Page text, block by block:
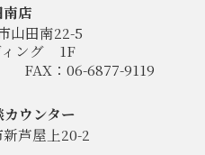
店
山田南22-5
ング
1F
FAX：06-6877-9119
ウンター
芦屋上20-2